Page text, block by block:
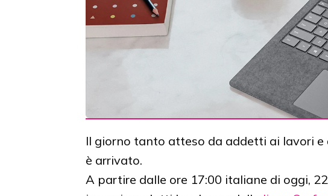
Il giorno tanto atteso da addetti ai lavori
è arrivato.
A partire dalle ore 17:00 italiane di oggi,